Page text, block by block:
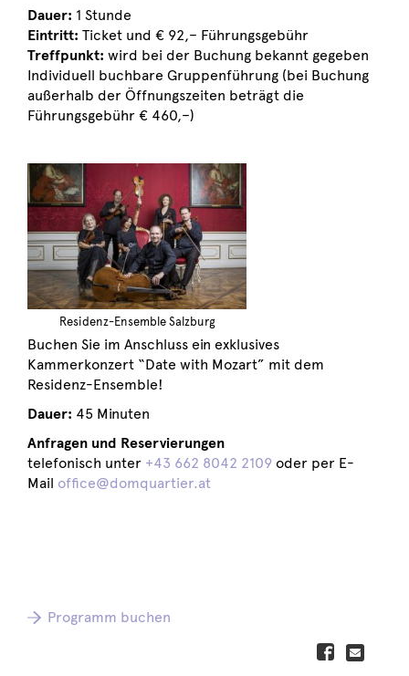
Dauer: 1 Stunde
Eintritt: Ticket und € 92,– Führungsgebühr
Treffpunkt: wird bei der Buchung bekannt gegeben
Individuell buchbare Gruppenführung (bei Buchung
außerhalb der Öffnungszeiten beträgt die
Führungsgebühr € 460,–)
Residenz-Ensemble Salzburg
Buchen Sie im Anschluss ein exklusives
Kammerkonzert “Date with Mozart” mit dem
Residenz-Ensemble!
Dauer: 45 Minuten
Anfragen und Reservierungen
telefonisch unter +43 662 8042 2109 oder per E-
Mail office@domquartier.at
Programm buchen